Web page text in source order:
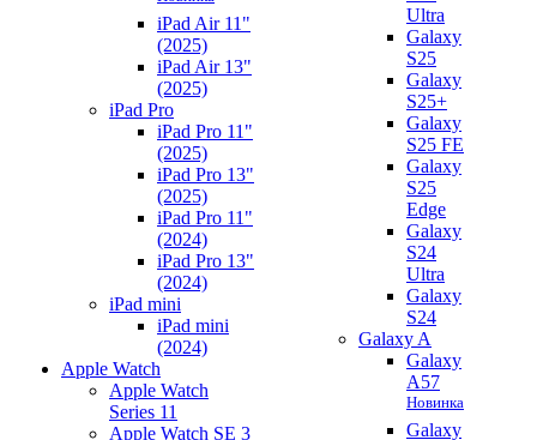
iPad Air 11"
(2025)
iPad Air 13"
(2025)
iPad Pro
iPad Pro 11"
(2025)
iPad Pro 13"
(2025)
iPad Pro 11"
(2024)
iPad Pro 13"
(2024)
iPad mini
iPad mini
(2024)
Apple Watch
Apple Watch
Series 11
Apple Watch SE 3
Ultra
Galaxy
S25
Galaxy
S25+
Galaxy
S25 FE
Galaxy
S25
Edge
Galaxy
S24
Ultra
Galaxy
S24
Galaxy A
Galaxy
A57
Новинка
Galaxy